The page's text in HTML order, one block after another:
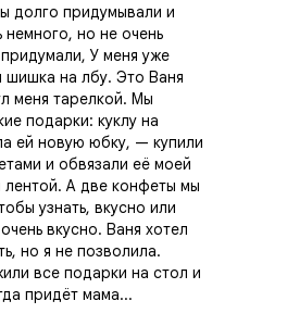
долго придумывали и
но не очень
У меня уже
шишка на лбу. Это Ваня
меня тарелкой. Мы
подарки: куклу на
ей новую юбку, — купили
и обвязали её моей
лентой. А две конфеты мы
узнать, вкусно или
вкусно. Ваня хотел
но я не позволила.
все подарки на стол и
придёт мама...